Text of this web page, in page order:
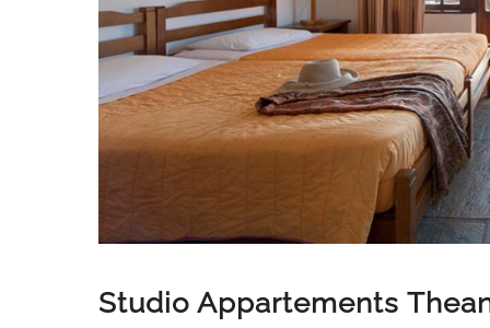
Studio Appartements